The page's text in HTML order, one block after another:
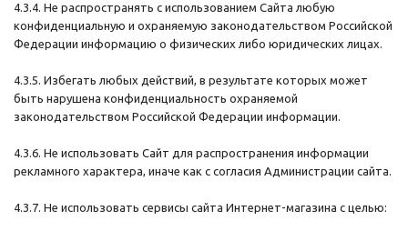
4.3.4. Не распространять с использованием Сайта любую
конфиденциальную и охраняемую законодательством Российской
Федерации информацию о физических либо юридических лицах.
4.3.5. Избегать любых действий, в результате которых может
быть нарушена конфиденциальность охраняемой
законодательством Российской Федерации информации.
4.3.6. Не использовать Сайт для распространения информации
рекламного характера, иначе как с согласия Администрации сайта.
4.3.7. Не использовать сервисы сайта Интернет-магазина с целью: